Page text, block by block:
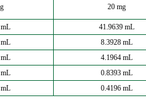
20 mg
41.9639 mL
8.3928 mL
4.1964 mL
0.8393 mL
0.4196 mL